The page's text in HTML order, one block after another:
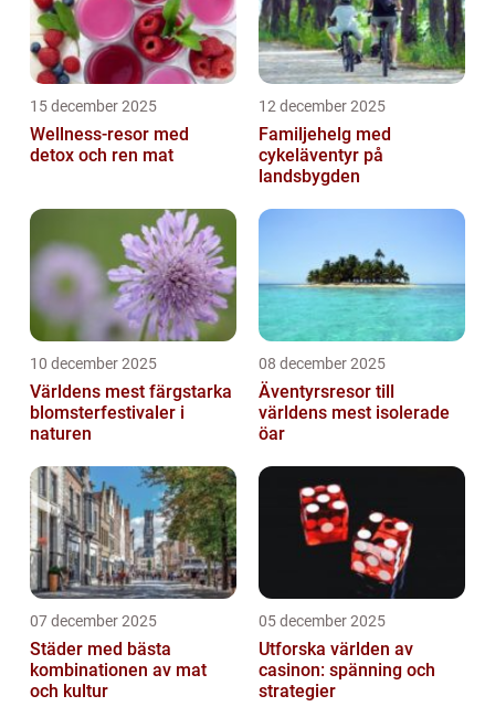
15 december 2025
Wellness-resor med
detox och ren mat
12 december 2025
Familjehelg med
cykeläventyr på
landsbygden
10 december 2025
Världens mest färgstarka
blomsterfestivaler i
naturen
08 december 2025
Äventyrsresor till
världens mest isolerade
öar
07 december 2025
Städer med bästa
kombinationen av mat
och kultur
05 december 2025
Utforska världen av
casinon: spänning och
strategier